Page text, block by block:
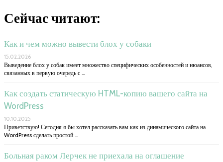
Сейчас читают:
Как и чем можно вывести блох у собаки
15.02.2026
Выведение блох у собак имеет множество специфических особенностей и нюансов,
связанных в первую очередь с …
Как создать статическую HTML-копию вашего сайта на
WordPress
10.10.2025
Приветствую! Сегодня я бы хотел рассказать вам как из динамического сайта на
WordPress сделать простой …
Больная раком Лерчек не приехала на оглашение